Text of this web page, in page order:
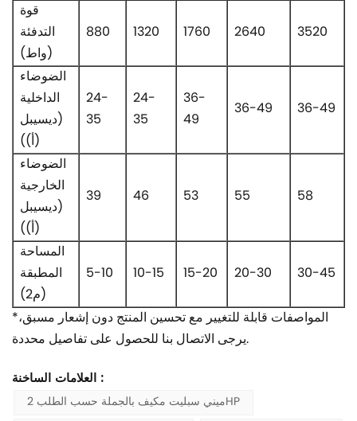
قوة
التدفئة
(واط)
880 1320 1760 2640 3520
الضوضاء
الداخلية
(ديسيبل
(أ))
24-
35
24-
35
36-
49
36-49 36-49
الضوضاء
الخارجية
(ديسيبل
(أ))
39 46 53 55 58
المساحة
المطبقة
(م2)
5-10 10-15 15-20 20-30 30-45
*المواصفات قابلة للتغيير مع تحسين المنتج دون إشعار مسبق،
يرجى الاتصال بنا للحصول على تفاصيل محددة.
العلامات الساخنة :
ميني سبليت مكيف بالجملة حسب الطلب 2HP